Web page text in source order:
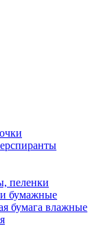
пеленки
бумажные
бумага влажные